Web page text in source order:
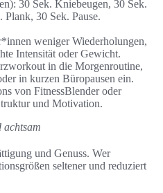
30 Sek. Kniebeugen, 30 Sek.
Plank, 30 Sek. Pause.
weniger Wiederholungen,
Intensität oder Gewicht.
in die Morgenroutine,
in kurzen Büropausen ein.
von FitnessBlender oder
und Motivation.
achtsam
und Genuss. Wer
seltener und reduziert